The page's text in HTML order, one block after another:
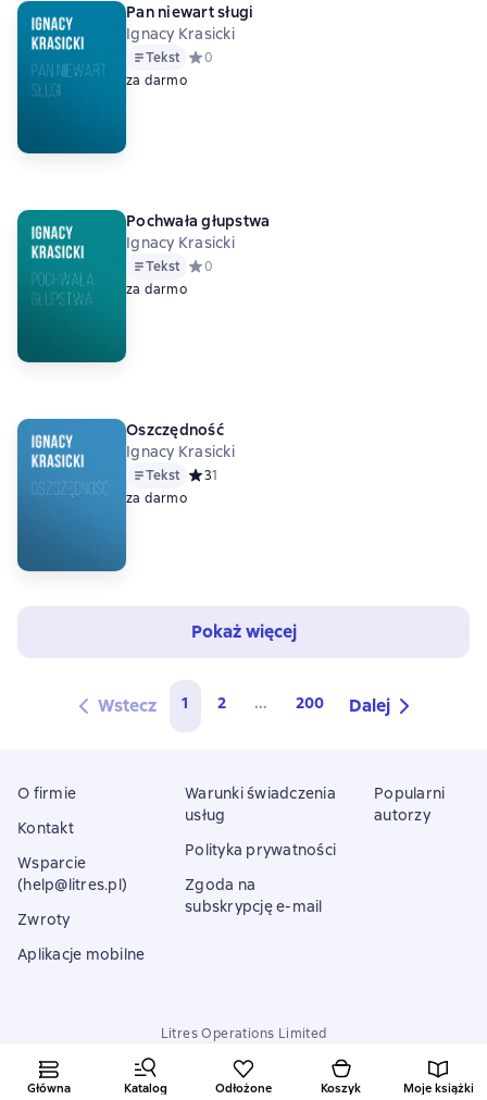
Główna Katalog Odłożone Koszyk Moje książki
Pan niewart sługi
Ignacy Krasicki
Tekst Средний рейтинг 0 на основе 0 оценок
0
za darmo
Pochwała głupstwa
Ignacy Krasicki
Tekst Средний рейтинг 0 на основе 0 оценок
0
za darmo
Oszczędność
Ignacy Krasicki
Tekst Средний рейтинг 3 на основе 1 оценок
31
za darmo
Pokaż więcej
Wstecz 1 2 ... 200 Dalej
O firmie
Kontakt
Wsparcie
(help@litres.pl)
Zwroty
Aplikacje mobilne
Warunki świadczenia
usług
Polityka prywatności
Zgoda na
subskrypcję e-mail
Popularni
autorzy
Litres Operations Limited